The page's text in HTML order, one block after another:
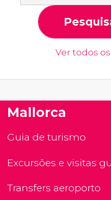
Ver todos
Mallorca
Guia de turismo
Excursões e visitas
Transfers aeroporto